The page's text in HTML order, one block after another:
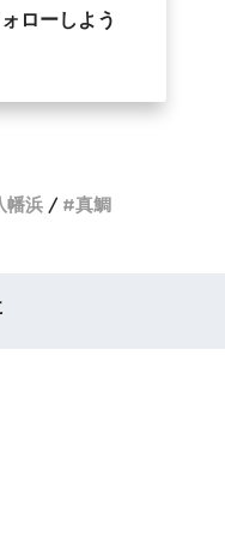
ローしよう
幡浜 真鯛